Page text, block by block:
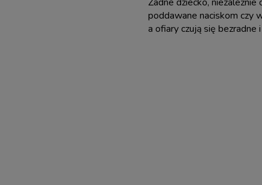
poddawane naciskom czy
a ofiary czują się